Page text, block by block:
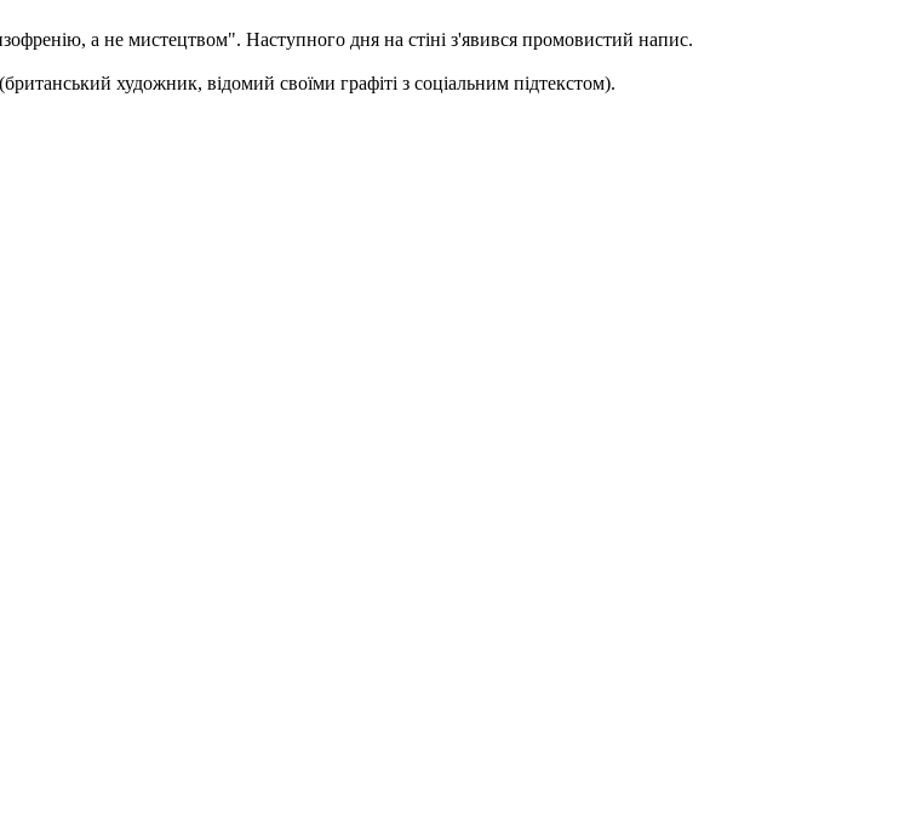
а не мистецтвом". Наступного дня на стіні з'явився промовистий напис.
художник, відомий своїми графіті з соціальним підтекстом).